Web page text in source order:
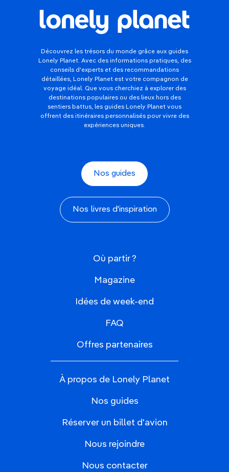
Découvrez les trésors du monde grâce aux guides
Lonely Planet. Avec des informations pratiques, des
conseils d'experts et des recommandations
détaillées, Lonely Planet est votre compagnon de
voyage idéal. Que vous cherchiez à explorer des
destinations populaires ou des lieux hors des
sentiers battus, les guides Lonely Planet vous
offrent des itinéraires personnalisés pour vivre des
expériences uniques.
Nos guides
Nos livres d'inspiration
Où partir ?
Magazine
Idées de week-end
FAQ
Offres partenaires
À propos de Lonely Planet
Nos guides
Réserver un billet d'avion
Nous rejoindre
Nous contacter